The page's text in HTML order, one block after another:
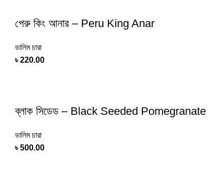
পেরু কিং আনার – Peru King Anar
ডালিম চারা
৳220.00
ব্লাক সিডেড – Black Seeded Pomegranate
ডালিম চারা
৳500.00